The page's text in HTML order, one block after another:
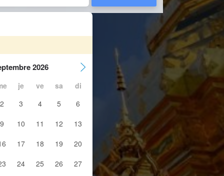
2026
je ve sa
di
2
3 4 5
6
9
10 11 12
13
17 18 19
20
24 25 26 27